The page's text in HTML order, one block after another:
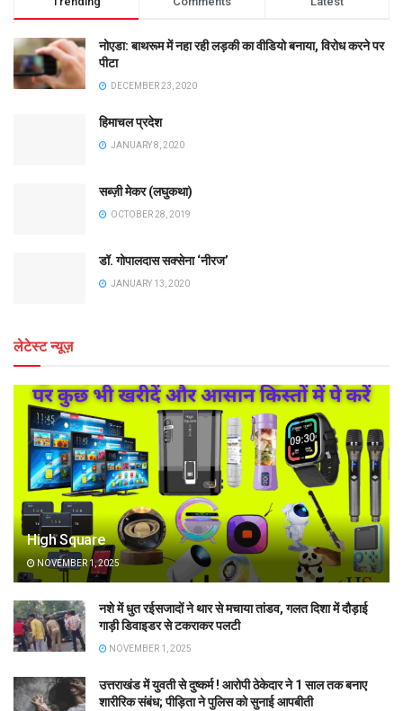
नोएडा: बाथरूम में नहा रही लड़की का वीडियो बनाया, विरोध करने पर
पीटा
DECEMBER 23, 2020
हिमाचल प्रदेश
JANUARY 8, 2020
सब्ज़ी मेकर (लघुकथा)
OCTOBER 28, 2019
डॉ. गोपालदास सक्सेना ‘नीरज’
JANUARY 13, 2020
लेटेस्ट न्यूज़
High Square
NOVEMBER 1, 2025
नशे में धुत रईसजादों ने थार से मचाया तांडव, गलत दिशा में दौड़ाई
गाड़ी डिवाइडर से टकराकर पलटी
NOVEMBER 1, 2025
उत्तराखंड में युवती से दुष्कर्म ! आरोपी ठेकेदार ने 1 साल तक बनाए
शारीरिक संबंध; पीड़िता ने पुलिस को सुनाई आपबीती